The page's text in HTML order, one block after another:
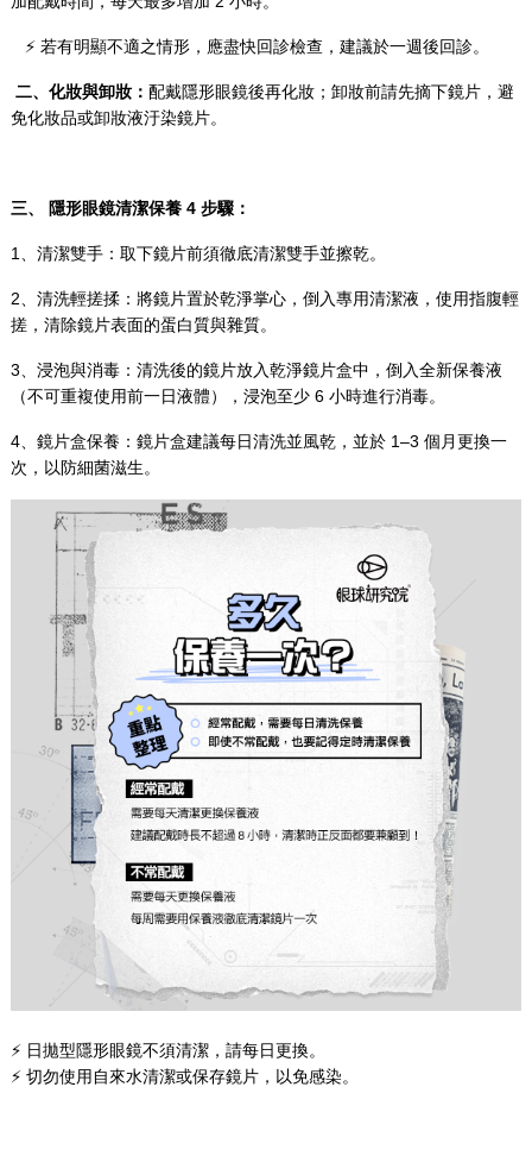
⚡ 若有明顯不適之情形，應盡快回診檢查，建議於一週後回診。
二、 化妝與卸妝： 配戴隱形眼鏡後再化妝；卸妝前請先摘下鏡片，避
免化妝品或卸妝液汙染鏡片。
三、 隱形眼鏡清潔保養 4 步驟：
1、清潔雙手：取下鏡片前須徹底清潔雙手並擦乾。
2、清洗輕搓揉：將鏡片置於乾淨掌心，倒入專用清潔液，使用指腹輕
搓，清除鏡片表面的蛋白質與雜質。
3、浸泡與消毒：清洗後的鏡片放入乾淨鏡片盒中，倒入全新保養液
（不可重複使用前一日液體），浸泡至少 6 小時進行消毒。
4、鏡片盒保養：鏡片盒建議每日清洗並風乾，並於 1–3 個月更換一
次，以防細菌滋生。
⚡ 日拋型隱形眼鏡不須清潔，請每日更換。
⚡ 切勿使用自來水清潔或保存鏡片，以免感染。